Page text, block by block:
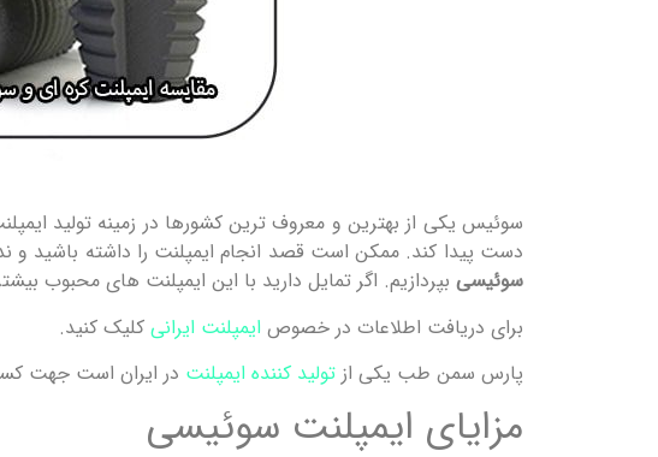
سوئیس یکی از بهترین و معروف ترین کشورها در زمینه تولید
دست پیدا کند. ممکن است قصد انجام ایمپلنت را داشته باشید و
سوئیسی بپردازیم. اگر تمایل دارید با این ایمپلنت های محبوب
برای دریافت اطلاعات در خصوص ایمپلنت ایرانی کلیک کنید.
پارس سمن طب یکی از تولید کننده ایمپلنت در ایران است جهت
مزایای ایمپلنت سوئیسی